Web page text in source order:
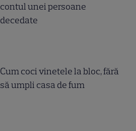
contul unei persoane
decedate
Cum coci vinetele la bloc, fără
să umpli casa de fum